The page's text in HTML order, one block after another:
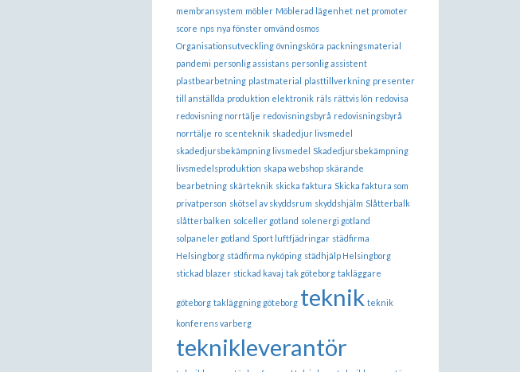
membransystem möbler Möblerad lägenhet net promoter
score nps nya fönster omvänd osmos
Organisationsutveckling övningsköra packningsmaterial
pandemi personlig assistans personlig assistent
plastbearbetning plastmaterial plasttillverkning presenter
till anställda produktion elektronik räls rättvis lön redovisa
redovisning norrtälje redovisningsbyrå redovisningsbyrå
norrtälje ro scenteknik skadedjur livsmedel
skadedjursbekämpning livsmedel Skadedjursbekämpning
livsmedelsproduktion skapa webshop skärande
bearbetning skärteknik skicka faktura Skicka faktura som
privatperson skötsel av skyddsrum skyddshjälm Slåtterbalk
slåtterbalken solceller gotland solenergi gotland
solpaneler gotland Sport luftfjädringar städfirma
Helsingborg städfirma nyköping städhjälp Helsingborg
stickad blazer stickad kavaj tak göteborg takläggare
göteborg takläggning göteborg teknik teknik
konferens varberg
teknikleverantör